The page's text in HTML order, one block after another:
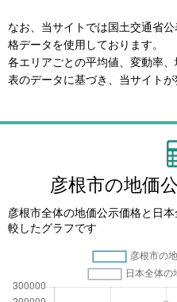
なお、当サイトでは国土交通省
格データを使用しております。
各エリアごとの平均値、変動率
表のデータに基づき、当サイトが
彦根市の地価
彦根市全体の地価公示価格と日
較したグラフです